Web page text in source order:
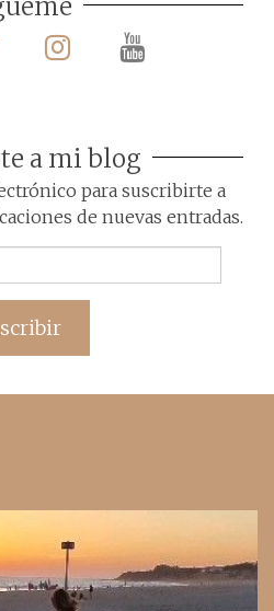
a mi blog
para suscribirte a
de nuevas entradas.
de